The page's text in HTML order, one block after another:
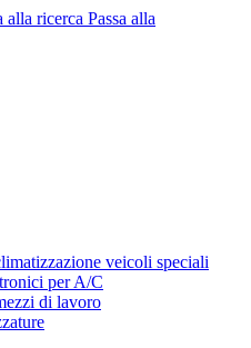
alla ricerca Passa alla
veicoli speciali
per A/C
di lavoro